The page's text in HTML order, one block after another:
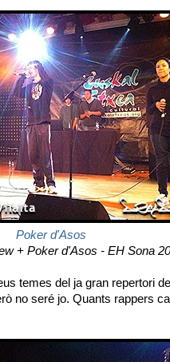
Poker d'Asos
+ Poker d'Asos - EH Sona
temes del ja gran repertori
no seré jo. Quants rappers